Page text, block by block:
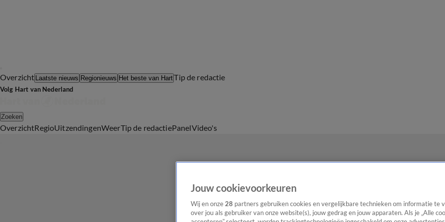
Overzicht Laatste nieuws Regionieuws Het beste van HartTip de redactie
Volg Hart van Nederland
Zoeken
OverzichtRegioUitzendingenWeerTip de redactiePanelVideo's
Jouw cookievoorkeuren
Wij en onze 28 partners gebruiken cookies en vergelijkbare technieken om informatie te
over jou als gebruiker van onze website(s), jouw gedrag en jouw apparaten. Als je „Alle